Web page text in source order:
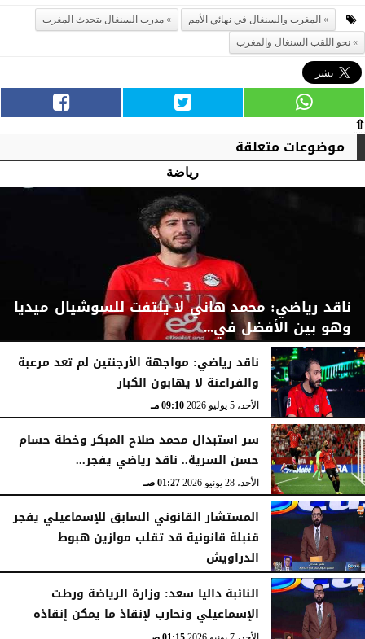
المغرب والسنغال في نهائي الأمم
مدرب السنغال يتحدث المغرب
نحو اللقب السنغال والمغرب
⇧
موضوعات متعلقة
رياضة
ناقد رياضي: محمد هاني لا يلتفت للسوشيال ميديا
وهو بين الأفضل في...
09:14 مـ
ناقد رياضي: مواجهة الأرجنتين لم تعد مرعبة
والفراعنة لا يهابون الكبار
الأحد، 5 يوليو 2026 09:10 مـ
سر استبدال محمد صلاح المبكر وخطة حسام
حسن السرية.. ناقد رياضي يفجر...
الأحد، 28 يونيو 2026 01:27 صـ
المستشار القانوني السابق للإسماعيلي يفجر
قنبلة قانونية قد تقلب موازين هبوط
الدراويش
الأحد، 7 يونيو 2026 01:17 صـ
​النائبة داليا سعد: وزارة الرياضة ورطت
الإسماعيلي ونحارب لإنقاذ ما يمكن إنقاذه